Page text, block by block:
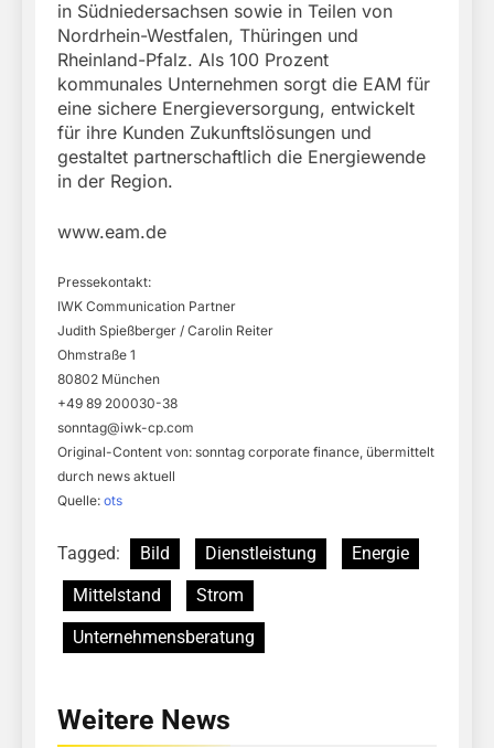
in Südniedersachsen sowie in Teilen von
Nordrhein-Westfalen, Thüringen und
Rheinland-Pfalz. Als 100 Prozent
kommunales Unternehmen sorgt die EAM für
eine sichere Energieversorgung, entwickelt
für ihre Kunden Zukunftslösungen und
gestaltet partnerschaftlich die Energiewende
in der Region.
www.eam.de
Pressekontakt:
IWK Communication Partner
Judith Spießberger / Carolin Reiter
Ohmstraße 1
80802 München
+49 89 200030-38
sonntag@iwk-cp.com
Original-Content von: sonntag corporate finance, übermittelt
durch news aktuell
Quelle: ots
Tagged: Bild Dienstleistung
Energie
Mittelstand
Strom
Unternehmensberatung
Weitere News